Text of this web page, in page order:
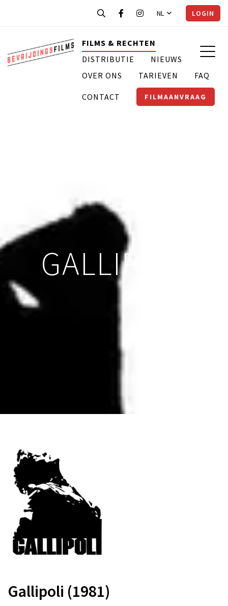
NL LOGIN
FILMS & RECHTEN
DISTRIBUTIE
NIEUWS
OVER ONS
TARIEVEN FAQ
CONTACT FILMAANVRAAG
GALLIPOLI
Gallipoli (1981)